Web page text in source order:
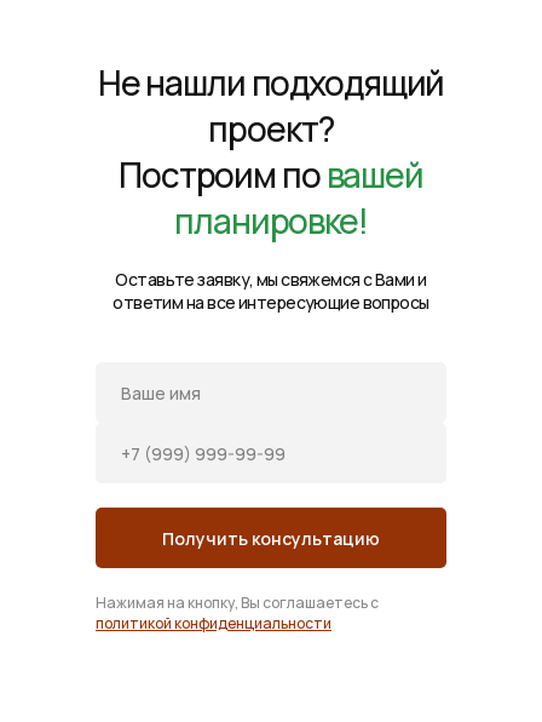
Не нашли подходящий
проект?
Построим повашей
планировке!
Оставьте заявку, мы свяжемся с Вами и
ответим на все интересующие вопросы
Получить консультацию
Нажимая на кнопку, Вы соглашаетесь с
политикой конфиденциальности